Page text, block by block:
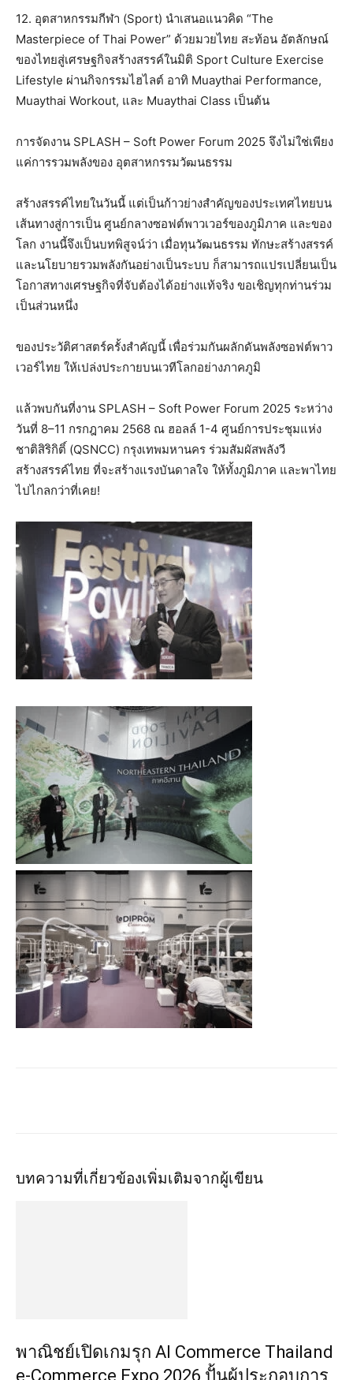
12. อุตสาหกรรมกีฬา (Sport) นำเสนอแนวคิด “The
Masterpiece of Thai Power” ด้วยมวยไทย สะท้อน อัตลักษณ์
ของไทยสู่เศรษฐกิจสร้างสรรค์ในมิติ Sport Culture Exercise
Lifestyle ผ่านกิจกรรมไฮไลต์ อาทิ Muaythai Performance,
Muaythai Workout, และ Muaythai Class เป็นต้น
การจัดงาน SPLASH – Soft Power Forum 2025 จึงไม่ใช่เพียง
แค่การรวมพลังของ อุตสาหกรรมวัฒนธรรม
สร้างสรรค์ไทยในวันนี้ แต่เป็นก้าวย่างสำคัญของประเทศไทยบน
เส้นทางสู่การเป็น ศูนย์กลางซอฟต์พาวเวอร์ของภูมิภาค และของ
โลก งานนี้จึงเป็นบทพิสูจน์ว่า เมื่อทุนวัฒนธรรม ทักษะสร้างสรรค์
และนโยบายรวมพลังกันอย่างเป็นระบบ ก็สามารถแปรเปลี่ยนเป็น
โอกาสทางเศรษฐกิจที่จับต้องได้อย่างแท้จริง ขอเชิญทุกท่านร่วม
เป็นส่วนหนึ่ง
ของประวัติศาสตร์ครั้งสำคัญนี้ เพื่อร่วมกันผลักดันพลังซอฟต์พาว
เวอร์ไทย ให้เปล่งประกายบนเวทีโลกอย่างภาคภูมิ
แล้วพบกันที่งาน SPLASH – Soft Power Forum 2025 ระหว่าง
วันที่ 8–11 กรกฎาคม 2568 ณ ฮอลล์ 1-4 ศูนย์การประชุมแห่ง
ชาติสิริกิติ์ (QSNCC) กรุงเทพมหานคร ร่วมสัมผัสพลังวี
สร้างสรรค์ไทย ที่จะสร้างแรงบันดาลใจ ให้ทั้งภูมิภาค และพาไทย
ไปไกลกว่าที่เคย!
บทความที่เกี่ยวข้องเพิ่มเติมจากผู้เขียน
พาณิชย์เปิดเกมรุก AI Commerce Thailand
e-Commerce Expo 2026 ปั้นผู้ประกอบการ